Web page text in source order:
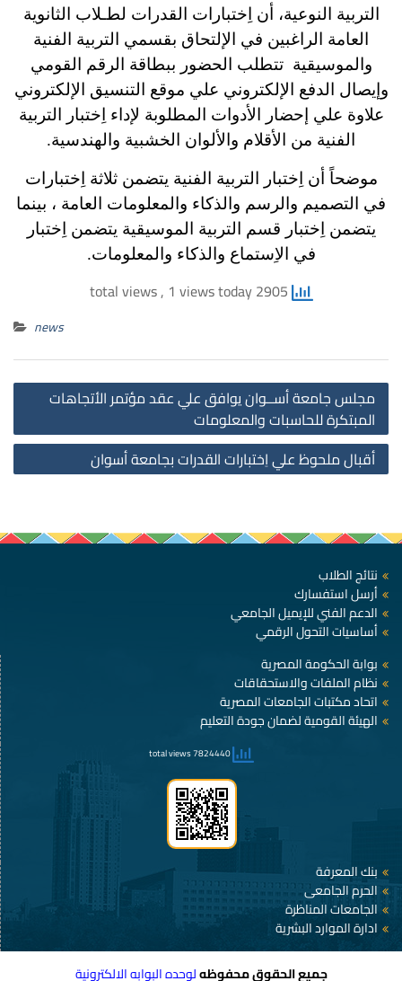
التربية النوعية، أن اِختبارات القدرات لطـلاب الثانوية
العامة الراغبين في الإلتحاق بقسمي التربية الفنية
والموسيقية تتطلب الحضور ببطاقة الرقم القومي
وإيصال الدفع الإلكتروني علي موقع التنسيق الإلكتروني
علاوة علي إحضار الأدوات المطلوبة لإداء اِختبار التربية
الفنية من الأقلام والألوان الخشبية والهندسية.
موضحاً أن اِختبار التربية الفنية يتضمن ثلاثة اِختبارات
في التصميم والرسم والذكاء والمعلومات العامة ، بينما
يتضمن اِختبار قسم التربية الموسيقية يتضمن اِختبار
في الاِستماع والذكاء والمعلومات.
, 1 views today
news
مجلس جامعة أســوان يوافق علي عقد مؤتمر الأتجاهات
المبتكرة للحاسبات والمعلومات
أقبال ملحوظ علي اِختبارات القدرات بجامعة أسوان
نتائج الطلاب
أرسل استفسارك
الدعم الفني للإيميل الجامعي
أساسيات التحول الرقمي
بوابة الحكومة المصرية
نظام الملفات والاستحقاقات
اتحاد مكتبات الجامعات المصرية
الهيئة القومية لضمان جودة التعليم
بنك المعرفة
الحرم الجامعى
الجامعات المناظرة
ادارة الموارد البشرية
جميع الحقوق محفوظهلوحده البوابه الالكترونية